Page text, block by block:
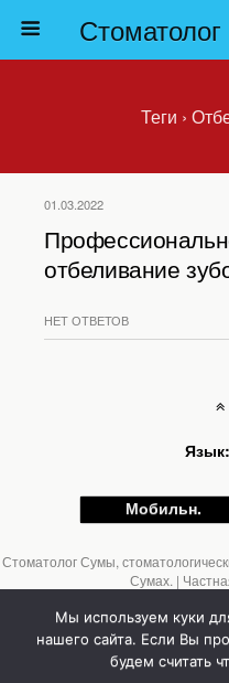
Теги ›
01.03.2022
отбеливание
НЕТ ОТВЕТОВ
Язык:
Мобильн.
Стоматолог Сумы,
Сумах. |
Мы используем куки
нашего сайта. Если Вы
будем считать